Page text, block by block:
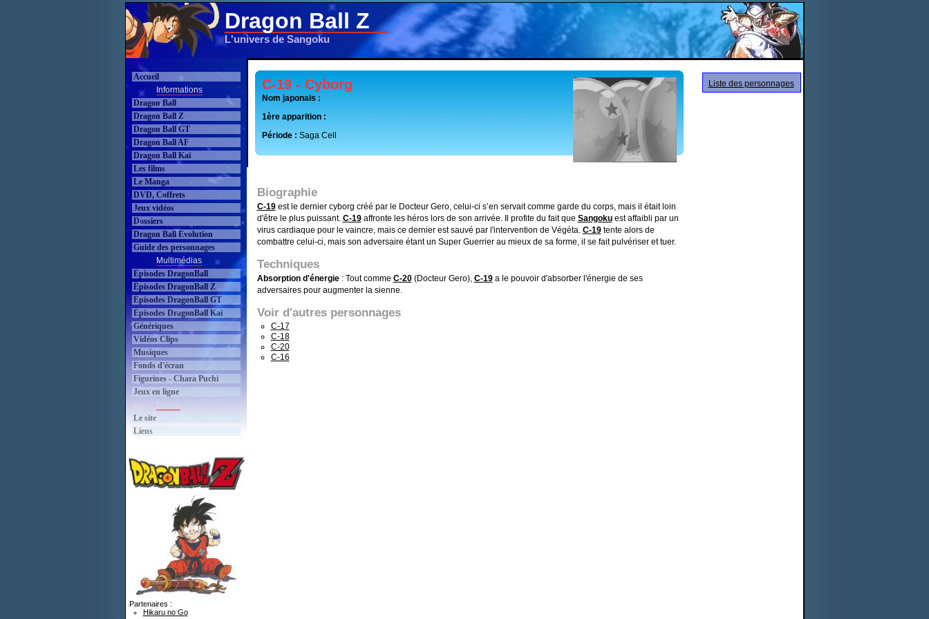
Dragon Ball Z
L'univers de Sangoku
Accueil
Informations
Dragon Ball
Dragon Ball Z
Dragon Ball GT
Dragon Ball AF
Dragon Ball Kaï
Les films
Le Manga
DVD, Coffrets
Jeux vidéos
Dossiers
Dragon Ball Evolution
Guide des personnages
Multimédias
Épisodes DragonBall
Épisodes DragonBall Z
Épisodes DragonBall GT
Épisodes DragonBall Kai
Génériques
Vidéos Clips
Musiques
Fonds d'écran
Figurines - Chara Puchi
Jeux en ligne
Le site
Liens
Partenaires :
Hikaru no Go
Liste des personnages
C-19 - Cyborg
Nom japonais :
1ère apparition :
Période : Saga Cell
Biographie
C-19est le dernier cyborg créé par le Docteur Gero, celui-ci s’en servait comme garde du corps, mais il était loin
d'être le plus puissant. C-19affronte les héros lors de son arrivée. Il profite du fait que Sangokuest affaibli par un
virus cardiaque pour le vaincre, mais ce dernier est sauvé par l'intervention de Végéta. C-19tente alors de
combattre celui-ci, mais son adversaire étant un Super Guerrier au mieux de sa forme, il se fait pulvériser et tuer.
Techniques
Absorption d'énergie: Tout comme C-20(Docteur Gero), C-19a le pouvoir d'absorber l'énergie de ses
adversaires pour augmenter la sienne.
Voir d'autres personnages
C-17
C-18
C-20
C-16